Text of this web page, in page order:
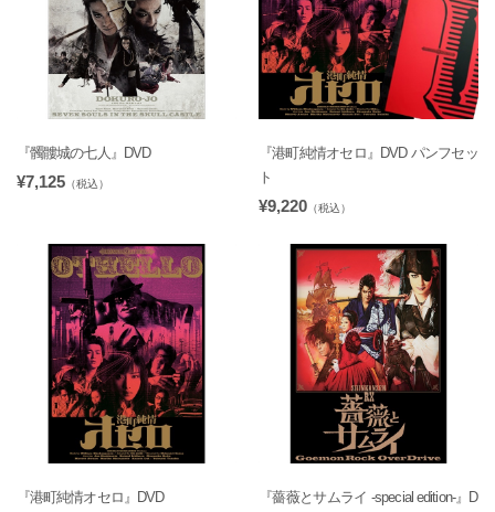
『髑髏城の七人』DVD
¥7,125 （税込）
『港町純情オセロ』DVD パンフセッ
ト
¥9,220 （税込）
『港町純情オセロ』DVD
『薔薇とサムライ -special edition-』D